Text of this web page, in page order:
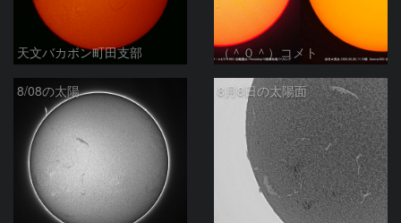
天文バカボン町田支部 （＾０＾）コメト
8/08の太陽 8月8日の太陽面